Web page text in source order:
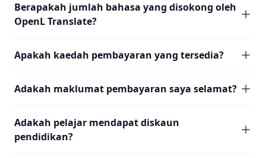
Berapakah jumlah bahasa yang disokong oleh
OpenL Translate?
Apakah kaedah pembayaran yang tersedia?
Adakah maklumat pembayaran saya selamat?
Adakah pelajar mendapat diskaun
pendidikan?